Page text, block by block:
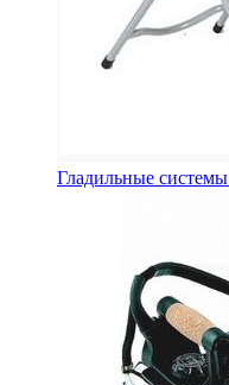
Гладильные системы